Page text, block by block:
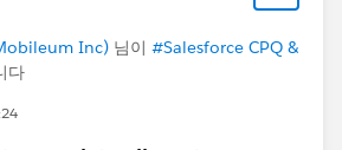
Inc) 님이 #Salesforce CPQ &
다